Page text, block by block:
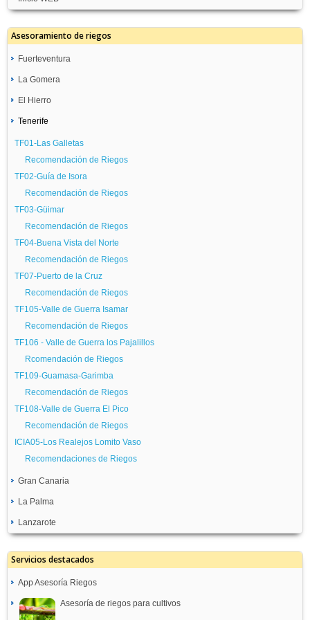
Asesoramiento de riegos
Fuerteventura
GC08-Molino de Angua
Recomendación de Riegos
La Gomera
TF05-San Sebastián
Recomendación de Riegos
El Hierro
TF08-Frontera
Recomendación de Riegos
Tenerife
TF01-Las Galletas
Recomendación de Riegos
TF02-Guía de Isora
Recomendación de Riegos
TF03-Güimar
Recomendación de Riegos
TF04-Buena Vista del Norte
Recomendación de Riegos
TF07-Puerto de la Cruz
Recomendación de Riegos
TF105-Valle de Guerra Isamar
Recomendación de Riegos
TF106 - Valle de Guerra los Pajalillos
Rcomendación de Riegos
TF109-Guamasa-Garimba
Recomendación de Riegos
TF108-Valle de Guerra El Pico
Recomendación de Riegos
ICIA05-Los Realejos Lomito Vaso
Recomendaciones de Riegos
Gran Canaria
GC01-Galdar
Recomendación de Riegos
GC02-La Aldea de San Nicolás
Recomendación de Riegos
GC03-Santa Lucía
Recomendación de Riegos
GC04-Vega de San Mateo
La Palma
TF09-Tazacorte
Recomendación de Riegos
TF10-Los Llanos de Aridane
TF101-Los Llanos de Aridane II
Recomendacion de Riegos
Lanzarote
Recomendación de Riegos
GC07-Tinajo
LZ01-.La Granja
Servicios destacados
App Asesoría Riegos
Asesoría de riegos para cultivos